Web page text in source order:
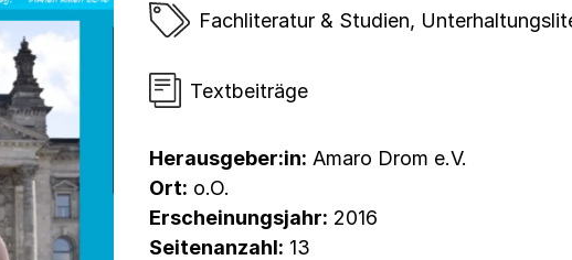
Fachliteratur & Studien,
Textbeiträge
Herausgeber:in: Amaro Drom e.V.
Ort: o.O.
Erscheinungsjahr: 2016
Seitenanzahl: 13